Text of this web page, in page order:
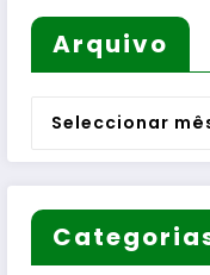
Arquivo
Arquivo